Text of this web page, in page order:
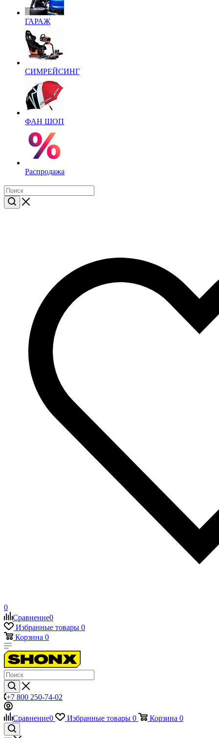
ГАРАЖ
СИМРЕЙСИНГ
ФАН ШОП
Распродажа
0
Сравнение0
Избранные товары 0
Корзина 0
+7 800 250-74-02
Сравнение0 Избранные товары 0 Корзина 0